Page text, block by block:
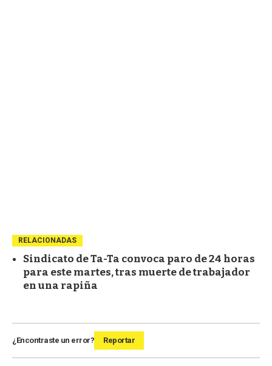
RELACIONADAS
Sindicato de Ta-Ta convoca paro de 24 horas
para este martes, tras muerte de trabajador
en una rapiña
¿Encontraste un error? Reportar